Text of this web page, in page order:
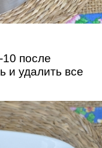
после
и удалить все